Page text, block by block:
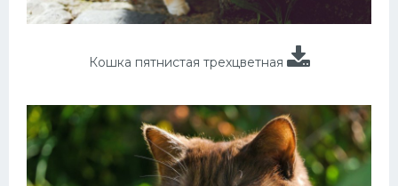
Кошка пятнистая трехцветная